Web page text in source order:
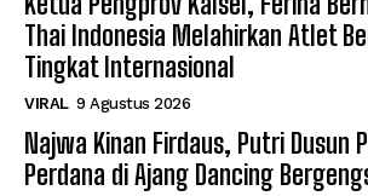
Thai Indonesia Melahirkan Atlet
Tingkat Internasional
VIRAL 9 Agustus 2026
Najwa Kinan Firdaus, Putri Dusun
Perdana di Ajang Dancing